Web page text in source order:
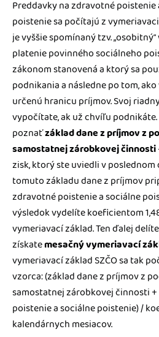
Preddavky na zdravotné
poistenie sa počítajú z
je vyššie spomínaný tzv.
platenie povinného sociálneho
zákonom stanovená a ktorý sa
podnikania a následne po tom,
určenú hranicu príjmov. Svoj
vypočítate, ak už chvíľu
poznaťzáklad dane z príjmov z
samostatnej zárobkovej činnosti
zisk, ktorý ste uviedli v poslednom
tomuto základu dane z príjmov
zdravotné poistenie a sociálne
výsledok vydelíte koeficientom
vymeriavací základ. Ten ďalej
získatemesačný vymeriavací
vymeriavací základ SZČO sa tak
vzorca: (základ dane z príjmov z
samostatnej zárobkovej činnosti
poistenie a sociálne poistenie) /
kalendárnych mesiacov.